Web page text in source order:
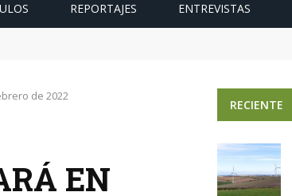
REPORTAJES ENTREVISTAS
del transporte
de 2022
EN
RECIENTE